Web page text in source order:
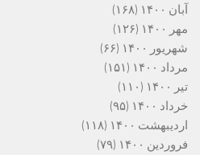
آبان ۱۴۰۰
(۱۶۸)
مهر ۱۴۰۰
(۱۲۶)
شهریور ۱۴۰۰
(۶۶)
مرداد ۱۴۰۰
(۱۵۱)
تیر ۱۴۰۰
(۱۱۰)
خرداد ۱۴۰۰
(۹۵)
اردیبهشت ۱۴۰۰
(۱۱۸)
فروردین ۱۴۰۰
(۷۹)